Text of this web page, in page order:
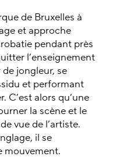
de Bruxelles à
et approche
pendant près
l’enseignement
jongleur, se
et performant
C’est alors qu’une
la scène et le
vue de l’artiste.
il se
mouvement.